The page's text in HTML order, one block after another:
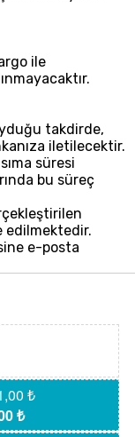
ile
takdirde,
iletilecektir.
süresi
bu süreç
edilmektedir.
e-posta
₺
₺